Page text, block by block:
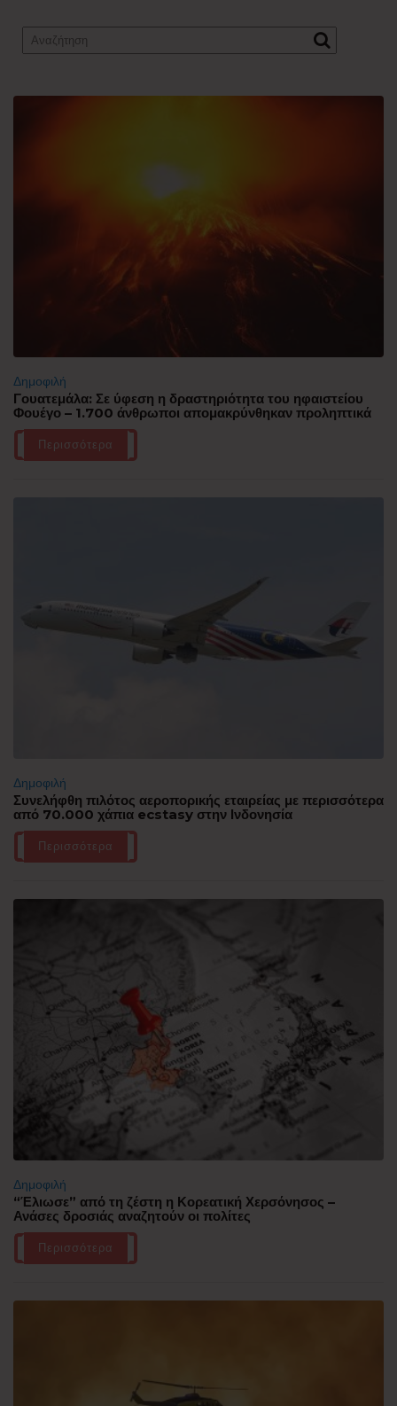
Δημοφιλή
Γουατεμάλα: Σε ύφεση η δραστηριότητα του ηφαιστείου
Φουέγο – 1.700 άνθρωποι απομακρύνθηκαν προληπτικά
Περισσότερα
Δημοφιλή
Συνελήφθη πιλότος αεροπορικής εταιρείας με περισσότερα
από 70.000 χάπια ecstasy στην Ινδονησία
Περισσότερα
Δημοφιλή
“Έλιωσε” από τη ζέστη η Κορεατική Χερσόνησος –
Ανάσες δροσιάς αναζητούν οι πολίτες
Περισσότερα